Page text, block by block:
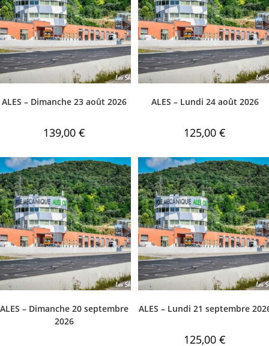
ALES – Dimanche 23 août 2026
139,00 €
ALES – Lundi 24 août 2026
125,00 €
ALES – Dimanche 20 septembre
2026
ALES – Lundi 21 septembre
125,00 €